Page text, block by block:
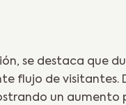
se destaca que
flujo de visitantes.
un aumento